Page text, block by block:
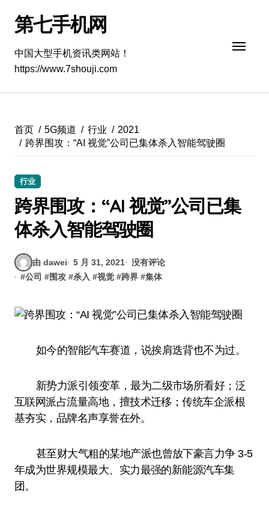
第七手机网
中国大型手机资讯类网站！
https://www.7shouji.com
首页 5G频道 行业
2021
跨界围攻：“AI 视觉”公司已集体杀入智能驾驶圈
行业
跨界围攻：“AI 视觉”公司已集
体杀入智能驾驶圈
由 dawei 5 月 31, 2021
没有评论
#公司 #围攻 #杀入 #视觉 #跨界 #集体
如今的智能汽车赛道，说挨肩迭背也不为过。
新势力派引领变革，最为二级市场所看好；泛
互联网派占流量高地，擅技术迁移；传统车企派根
基夯实，品牌名声享誉在外。
甚至财大气粗的某地产派也曾放下豪言力争 3-5
年成为世界规模最大、实力最强的新能源汽车集
团。